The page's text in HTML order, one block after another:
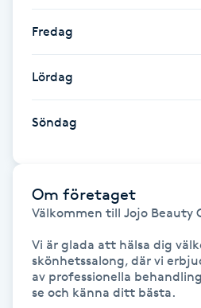
Hot yoga
Hudföryngring
Hudvård
Hyaluronsyra
Hyperhidros
Fredag
Lördag
Söndag
Om företaget
Välkommen till Jojo Beauty
Vi är glada att hälsa dig
skönhetssalong, där vi
av professionella
se och känna ditt bästa.